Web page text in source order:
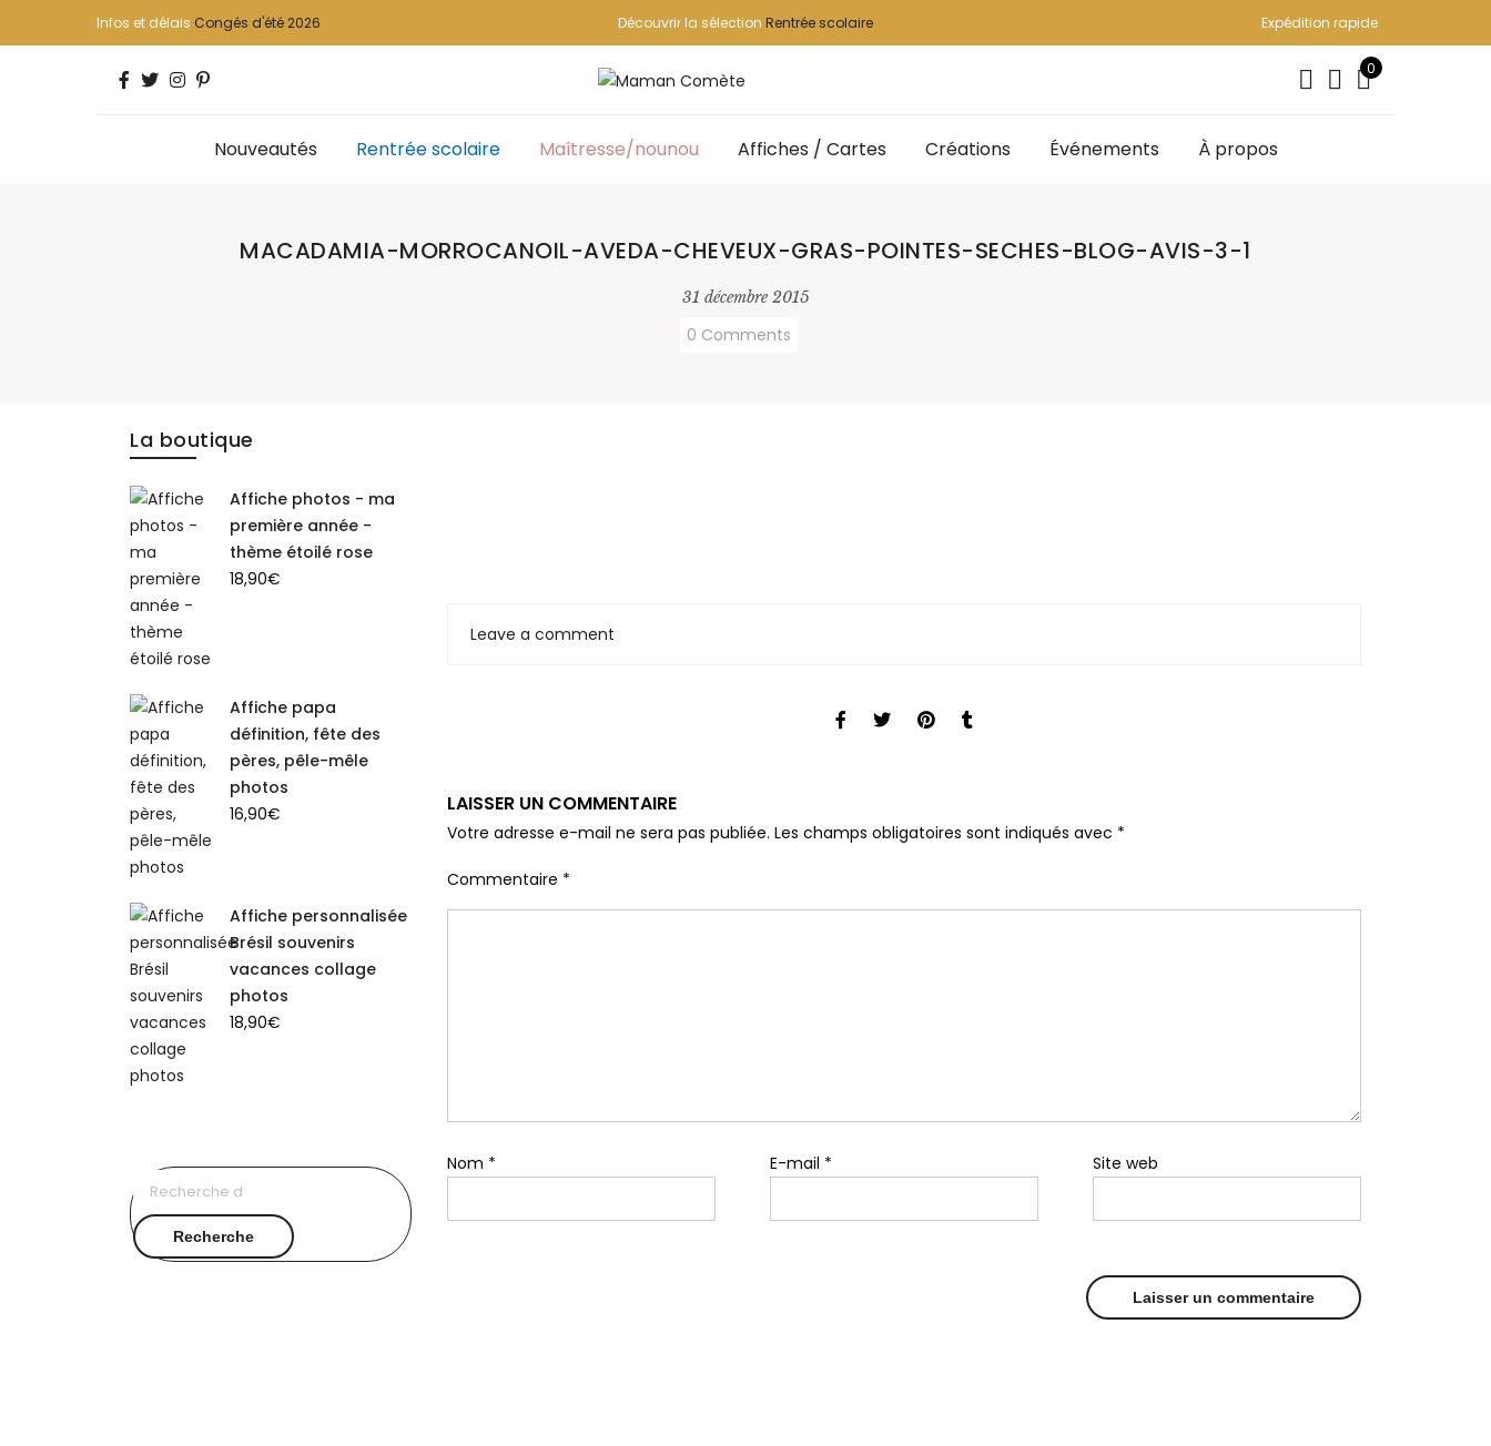
Infos et délais Congés d'été 2026 Découvrir la sélection Rentrée scolaire Expédition rapide
0
Nouveautés Rentrée scolaire Maîtresse/nounou Affiches / Cartes Créations Événements À propos
MACADAMIA-MORROCANOIL-AVEDA-CHEVEUX-GRAS-POINTES-SECHES-BLOG-AVIS-3-1
31 décembre 2015
0 Comments
Leave a comment
LAISSER UN COMMENTAIRE
Votre adresse e-mail ne sera pas publiée. Les champs obligatoires sont indiqués avec *
Commentaire *
Nom * E-mail * Site web
La boutique
Affiche photos - ma
première année -
thème étoilé rose
18,90€
Affiche papa
définition, fête des
pères, pêle-mêle
photos
16,90€
Affiche personnalisée
Brésil souvenirs
vacances collage
photos
18,90€
pour :
Recherche